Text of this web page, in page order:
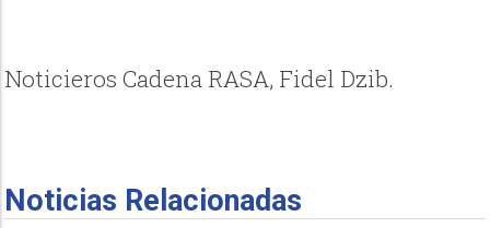
Noticieros Cadena RASA, Fidel Dzib.
Noticias Relacionadas